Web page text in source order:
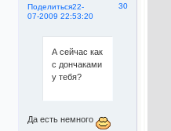
Поделиться 30
22-
07-2009 22:53:20
А сейчас как
с дончаками
у тебя?
Да есть немного